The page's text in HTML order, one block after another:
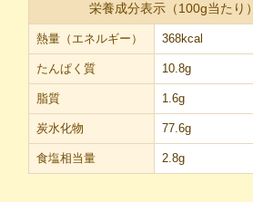
栄養成分表示（100g当たり）
熱量（エネルギー） 368kcal
たんぱく質 10.8g
脂質 1.6g
炭水化物 77.6g
食塩相当量 2.8g